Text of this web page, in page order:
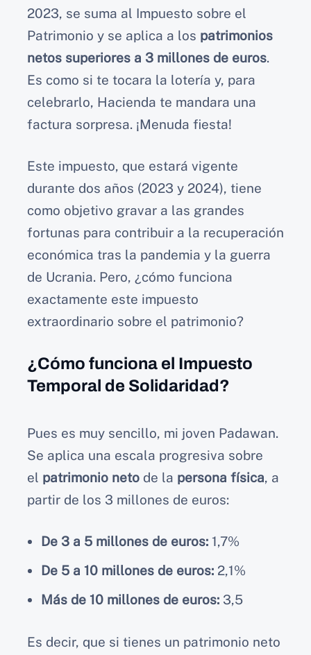
2023, se suma al Impuesto sobre el
Patrimonio y se aplica a los patrimonios
netos superiores a 3 millones de euros.
Es como si te tocara la lotería y, para
celebrarlo, Hacienda te mandara una
factura sorpresa. ¡Menuda fiesta!
Este impuesto, que estará vigente
durante dos años (2023 y 2024), tiene
como objetivo gravar a las grandes
fortunas para contribuir a la recuperación
económica tras la pandemia y la guerra
de Ucrania. Pero, ¿cómo funciona
exactamente este impuesto
extraordinario sobre el patrimonio?
¿Cómo funciona el Impuesto
Temporal de Solidaridad?
Pues es muy sencillo, mi joven Padawan.
Se aplica una escala progresiva sobre
el patrimonio neto de la persona física, a
partir de los 3 millones de euros:
De 3 a 5 millones de euros: 1,7%
De 5 a 10 millones de euros: 2,1%
Más de 10 millones de euros: 3,5
Es decir, que si tienes un patrimonio neto